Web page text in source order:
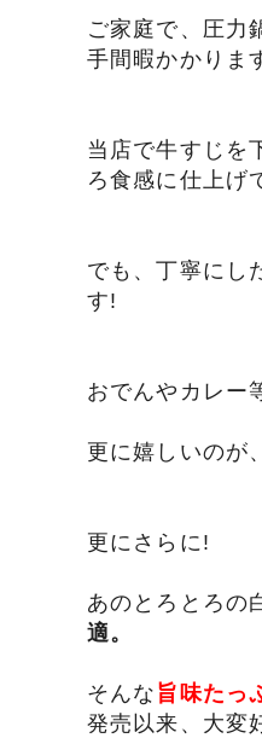
ご家庭で、圧力
手間暇かかりま
当店で牛すじを
ろ食感に仕上げ
でも、丁寧にし
す!
おでんやカレー
更に嬉しいのが
更にさらに!
あのとろとろの
適。
そんな 旨味たっ
発売以来、大変